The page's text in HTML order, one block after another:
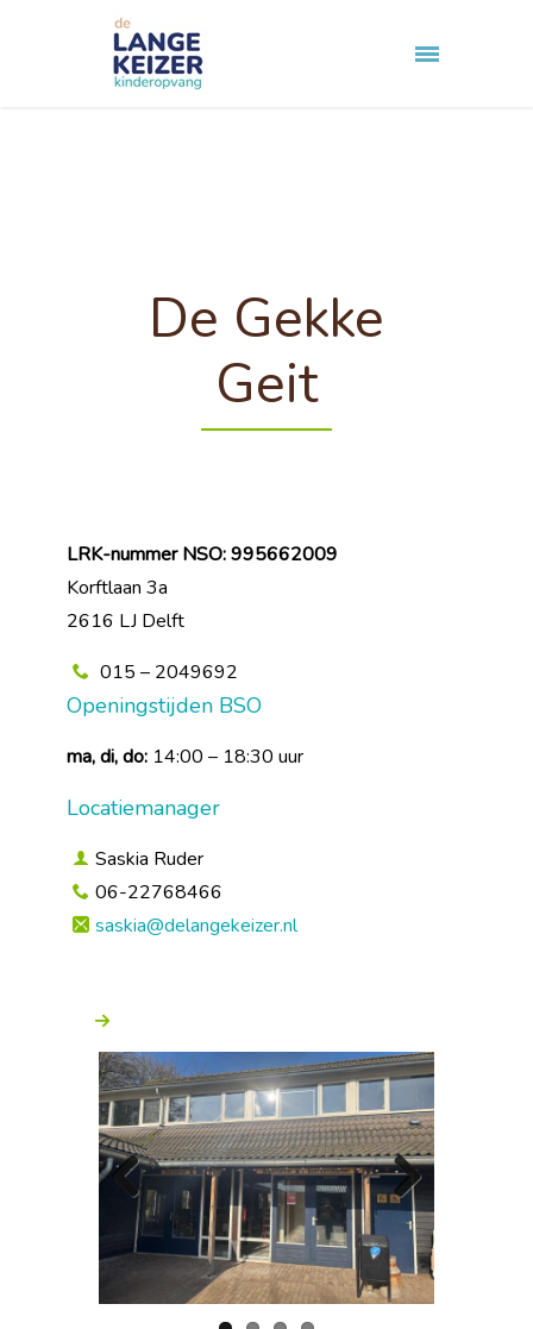
De Gekke
Geit
LRK-nummer NSO: 995662009
Korftlaan 3a
2616 LJ Delft
015 – 2049692
Openingstijden BSO
ma, di, do: 14:00 – 18:30 uur
Locatiemanager
Saskia Ruder
06-22768466
saskia@delangekeizer.nl
Previ
ous
Next